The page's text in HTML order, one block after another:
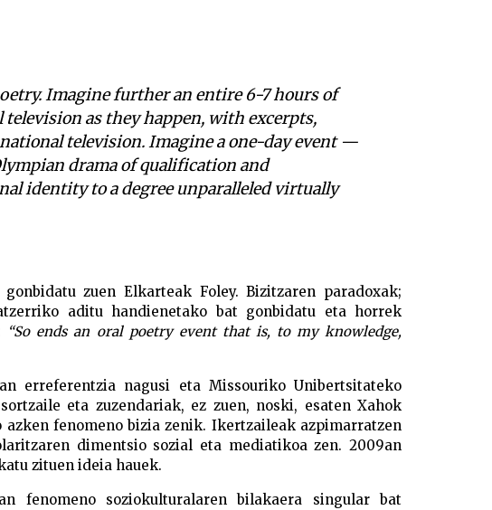
Imagine further an entire 6-7 hours of
as they happen, with excerpts,
television. Imagine a one-day event —
drama of qualification and
identity to a degree unparalleled virtually
zuen Elkarteak Foley. Bizitzaren paradoxak;
aditu handienetako bat gonbidatu eta horrek
“So ends an oral poetry event that is, to my knowledge,
erreferentzia nagusi eta Missouriko Unibertsitateko
eta zuzendariak, ez zuen, noski, esaten Xahok
fenomeno bizia zenik. Ikertzaileak azpimarratzen
dimentsio sozial eta mediatikoa zen. 2009an
zituen ideia hauek.
fenomeno soziokulturalaren bilakaera singular bat